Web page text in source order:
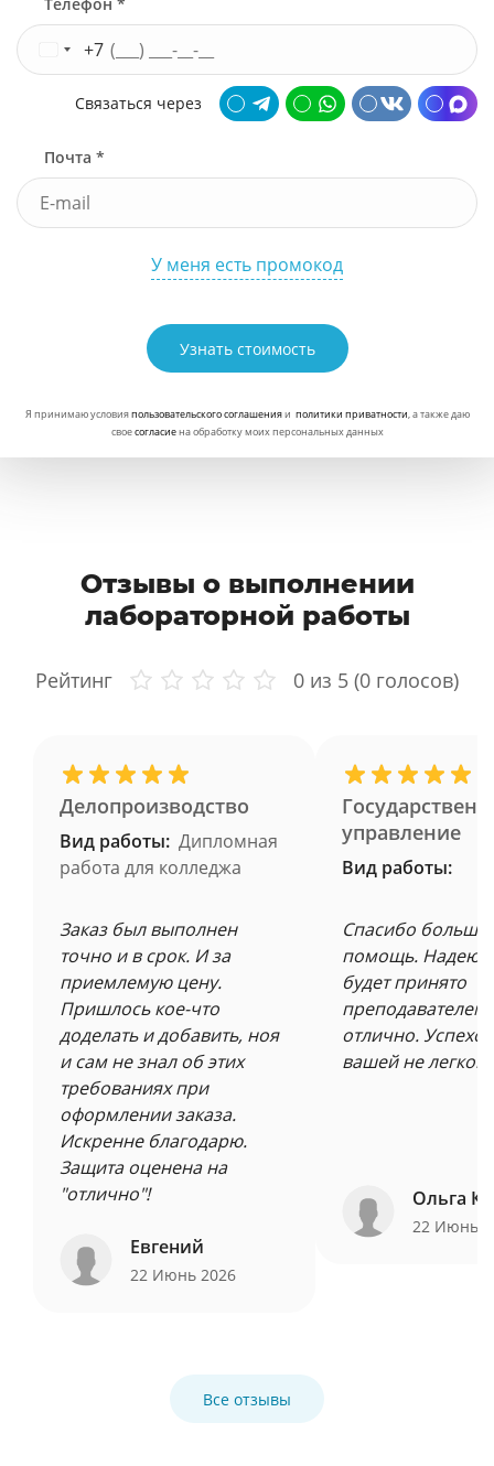
+7
Связаться через
Почта *
У меня есть промокод
Узнать стоимость
Я принимаю условияпользовательского соглашенияи политики приватности, а также даю
своесогласиена обработку моих персональных данных
Отзывы о выполнении
лабораторной работы
Рейтинг 0 из 5 (0 голосов)
Делопроизводство
Вид работы: Дипломная
работа для колледжа
Заказ был выполнен
точно и в срок. И за
приемлемую цену.
Пришлось кое-что
доделать и добавить, ноя
и сам не знал об этих
требованиях при
оформлении заказа.
Искренне благодарю.
Защита оценена на
"отлично"!
Евгений
22 Июнь 2026
управление
Вид работы:
Спасибо
помощь.
будет принято
преподавателем
отлично.
вашей не легкой
Ольга
22 Июнь
Все отзывы